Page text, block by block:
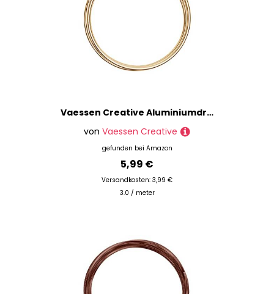
Vaessen Creative Aluminiumdraht, Hellgold 4mm x 2m, Aluminium Wire, Basteldraht, Dekodraht, Floristikdraht Aludraht Schmuck 4 mm x 2 Meter | Biegsam Schmuckdraht Hell, light gold, 200 x 0.4 x 0.4 cm, 24232-004
von Vaessen Creative
gefunden bei Amazon
5,99 €
Versandkosten: 3,99 €
3.0 / meter